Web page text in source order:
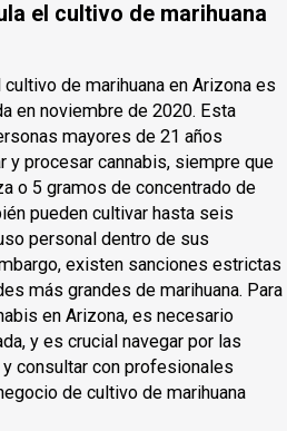
el cultivo de marihuana
de marihuana en Arizona es
en noviembre de 2020. Esta
mayores de 21 años
y procesar cannabis, siempre que
o 5 gramos de concentrado de
pueden cultivar hasta seis
personal dentro de sus
existen sanciones estrictas
más grandes de marihuana. Para
en Arizona, es necesario
y es crucial navegar por las
consultar con profesionales
de cultivo de marihuana